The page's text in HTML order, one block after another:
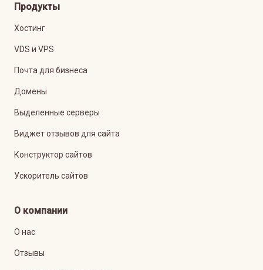
Продукты
Хостинг
VDS и VPS
Почта для бизнеса
Домены
Выделенные серверы
Виджет отзывов для сайта
Конструктор сайтов
Ускоритель сайтов
О компании
О нас
Отзывы